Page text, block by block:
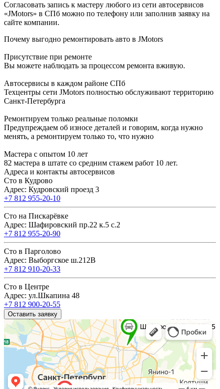
Согласовать запись к мастеру любого из сети автосервисов
«JMotors» в СПб можно по телефону или заполнив заявку на
сайте компании.
Почему выгодно ремонтировать авто в JMotors
Присутствие при ремонте
Вы можете наблюдать за процессом ремонта вживую.
Автосервисы в каждом районе СПб
Техцентры сети JMotors полностью обслуживают территорию
Санкт-Петербурга
Ремонтируем только реальные поломки
Предупреждаем об износе деталей и говорим, когда нужно
менять, а ремонтируем только то, что нужно
Мастера с опытом 10 лет
82 мастера в штате со средним стажем работ 10 лет.
Адреса и контакты автосервисов
Сто в Кудрово
Адрес: Кудровский проезд 3
+7 812 955-20-10
Сто на Пискарёвке
Адрес: Шафировский пр.22 к.5 с.2
+7 812 955-20-90
Сто в Парголово
Адрес: Выборгское ш.212В
+7 812 910-20-33
Сто в Центре
Адрес: ул.Шкапина 48
+7 812 900-20-55
Оставить заявку